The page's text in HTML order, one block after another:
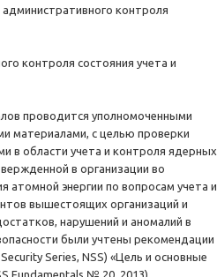
контроля
контроля состояния учета и
проводится уполномоченными
материалами, с целью проверки
в области учета и контроля ядерных
в организации во
атомной энергии по вопросам учета и
вышестоящих организаций и
нарушений и аномалий в
были учтены рекомендации
Series, NSS) «Цель и основные
Fundamentals № 20, 2013),